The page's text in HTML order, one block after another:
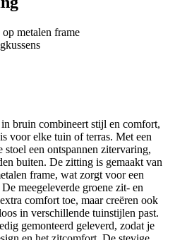
metalen frame
bruin combineert stijl en comfort,
voor elke tuin of terras. Met een
een ontspannen zitervaring,
buiten. De zitting is gemaakt van
frame, wat zorgt voor een
meegeleverde groene zit- en
comfort toe, maar creëren ook
in verschillende tuinstijlen past.
gemonteerd geleverd, zodat je